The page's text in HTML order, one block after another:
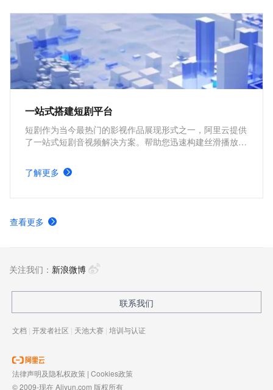
一站式搭建短剧平台
短剧作为当今最热门的影视作品展现形式之一，阿里云提供
了一站式短剧音视频解决方案。帮助您迅速构建丝滑播放体
能生产的短剧平台。
了解更多
查看更多
关注我们： 新浪微博
联系我们
文档 | 开发者社区 | 天池大赛 | 培训与认证
法律声明及隐私权政策 | Cookies政策
© 2009-现在 Aliyun.com 版权所有